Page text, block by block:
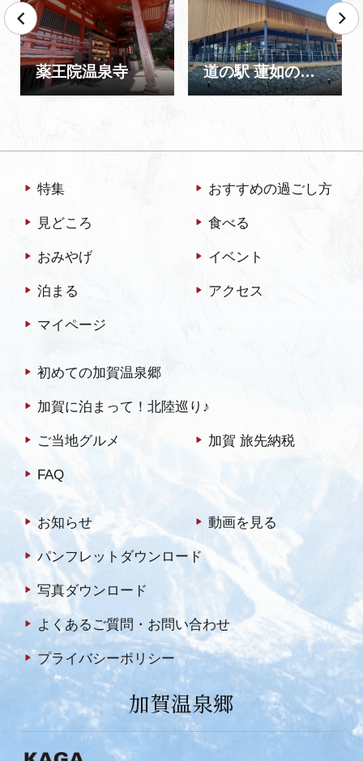
薬王院温泉寺 道の駅 蓮如の里あわら
特集 おすすめの過ごし方
見どころ 食べる
おみやげ イベント
泊まる アクセス
マイページ
初めての加賀温泉郷
加賀に泊まって！北陸巡り♪
ご当地グルメ 加賀 旅先納税
FAQ
お知らせ 動画を見る
パンフレットダウンロード
写真ダウンロード
よくあるご質問・お問い合わせ
プライバシーポリシー
加賀温泉郷